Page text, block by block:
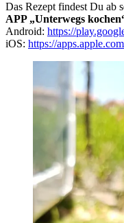
Das Rezept findest Du ab
APP „Unterwegs
Android: https://
iOS: https://